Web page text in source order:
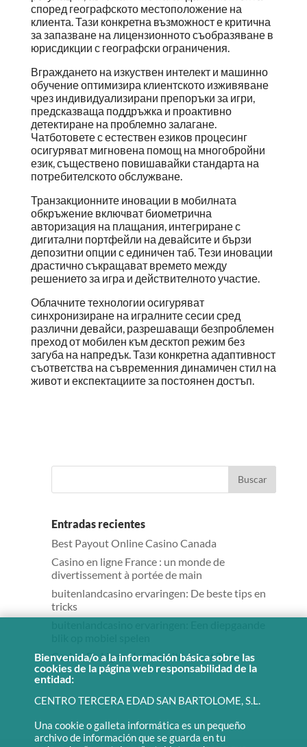
според географското местоположение на
клиента. Тази конкретна възможност е критична
за запазване на лицензионното съобразяване в
юрисдикции с географски ограничения.
Вграждането на изкуствен интелект и машинно
обучение оптимизира клиентското изживяване
чрез индивидуализирани препоръки за игри,
предсказваща поддръжка и проактивно
детектиране на проблемно залагане.
Чатботовете с естествен езиков процесинг
осигуряват мигновена помощ на многобройни
език, съществено повишавайки стандарта на
потребителското обслужване.
Транзакционните иновации в мобилната
обкръжение включват биометрична
авторизация на плащания, интегриране с
дигитални портфейли на девайсите и бързи
депозитни опции с единичен таб. Тези иновации
драстично съкращават времето между
решението за игра и действителното участие.
Облачните технологии осигуряват
синхронизиране на игралните сесии сред
различни девайси, разрешаващи безпроблемен
преход от мобилен към десктоп режим без
загуба на напредък. Тази конкретна адаптивност
съответства на съвременния динамичен стил на
живот и експектациите за постоянен достъп.
Entradas recientes
Best Payout Online Casino Canada
Casino en ligne France : un monde de
divertissement à portée de main
buitenlandcasino ervaringen: De beste tips en
tricks
Casino En Ligne : La Sécurité Avant Tout
Bienvenida/o a la información básica sobre las
cookies de la página web responsabilidad de la
entidad:
CENTRO TERCERA EDAD SAN BARTOLOME, S.L.
Una cookie o galleta informática es un pequeño
archivo de información que se guarda en tu